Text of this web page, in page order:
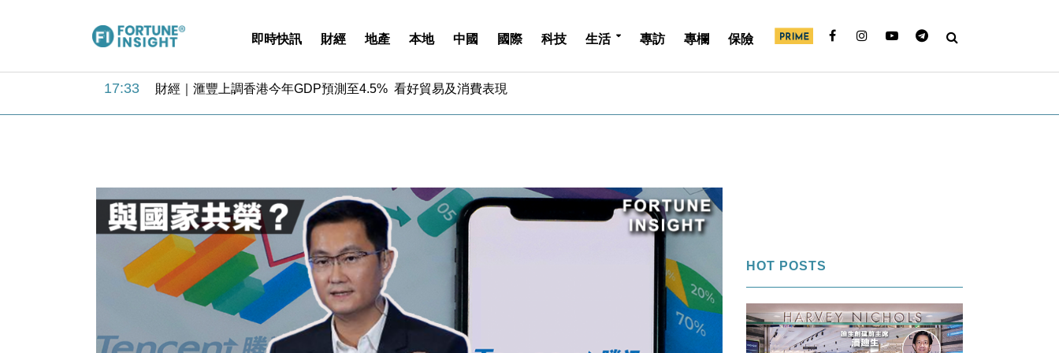
即時快訊 財經 地產 本地 中國 國際 科技 生活 專訪 專欄 保險
18:31 財經｜華僑銀行上半年淨利創新高 中期息增15%至47仙
17:33 財經｜滙豐上調香港今年GDP預測至4.5% 看好貿易及消費表現
13:44 財經｜內地7月美元計價出口增近24%勝預期 貿易順差達1125億美元
12:44 財經｜日本春季三度入市撐日圓 4月單日斥6.28萬億日圓干預創新高
11:12 國際｜特朗普料美伊戰事快結束 承認部分彈藥庫存緊張
財經｜SA售股自救後再出手 斥4億美元押注未上市公司
18:31 財經｜華僑銀行上半年淨利創新高 中期息增15%至47仙
17:33 財經｜滙豐上調香港今年GDP預測至4.5% 看好貿易及消費表現
本地｜假冒內地執法人員要求交「保證金」 43歲女子損失近6900萬元
財經｜日經失守6.5萬點後回穩 全周仍升近2%
15:47 財經｜恒隆10月換帥 玩具「反」斗城亞洲CEO蔡德粦接任
HOT POSTS
1
FI專欄｜內幕交易帳面獲利＄850萬
「名牌潘」告老歸田｜Louise